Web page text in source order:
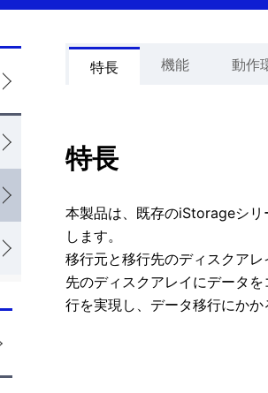
特長 機能 動作
特長
本製品は、既存のiStorageシ
します。
移行元と移行先のディスクア
先のディスクアレイにデータ
行を実現し、データ移行にかか